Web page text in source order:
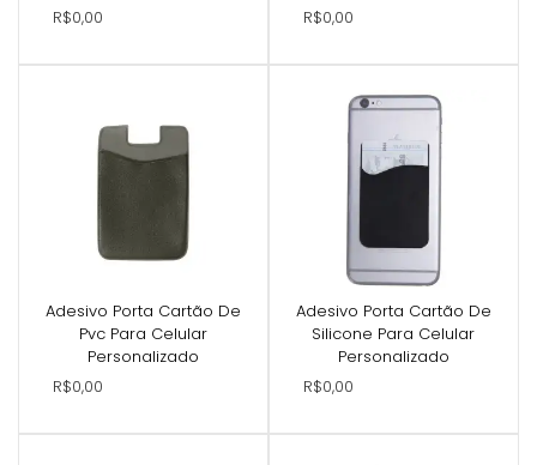
R$0,00
R$0,00
Adesivo Porta Cartão De
Pvc Para Celular
Personalizado
R$0,00
Adesivo Porta Cartão De
Silicone Para Celular
Personalizado
R$0,00